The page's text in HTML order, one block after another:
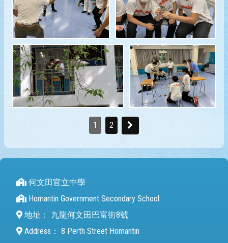
1 2
何文田官立中學
Homantin Government Secondary School
地址：
九龍何文田巴富街8號
Address： 8 Perth Street Homantin